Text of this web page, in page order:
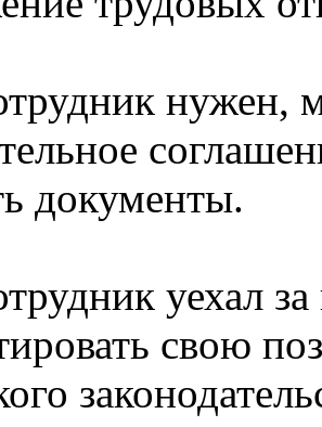
нужен,
документы.
уехал
свою